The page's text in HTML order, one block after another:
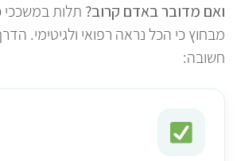
ואם מדובר באדם קרוב? תלות במשככי
מבחוץ כי הכל נראה רפואי ולגיטימי.
חשובה: